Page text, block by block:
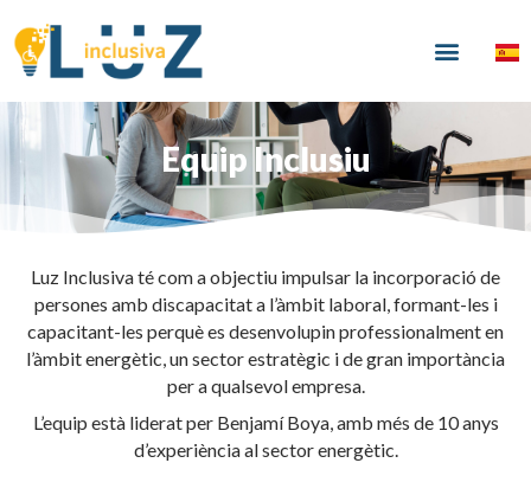
contingut
Menu
Equip Inclusiu
Luz Inclusiva té com a objectiu impulsar la incorporació de
persones amb discapacitat a l’àmbit laboral, formant-les i
capacitant-les perquè es desenvolupin professionalment en
l’àmbit energètic, un sector estratègic i de gran importància
per a qualsevol empresa.
L’equip està liderat per Benjamí Boya, amb més de 10 anys
d’experiència al sector energètic.